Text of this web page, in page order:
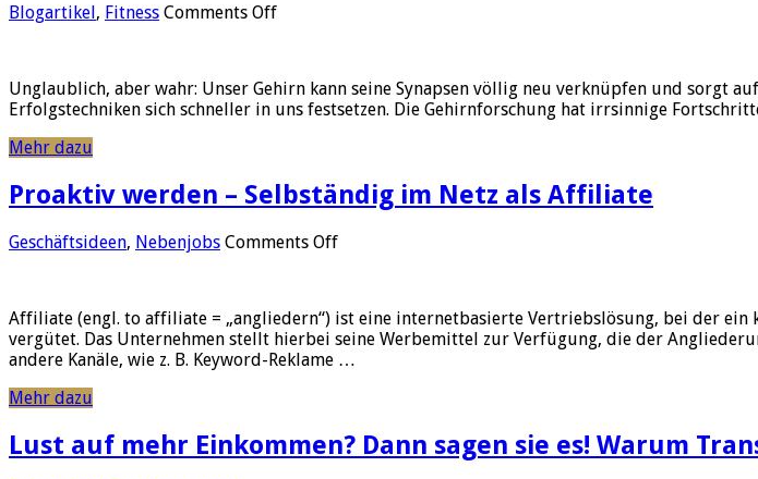
Blogartikel, Fitness Comments Offon
So
polen
auf
Unglaublich, aber wahr: Unser Gehirn kann seine Synapsen völlig neu verknüpfen und sorgt
Erfolgstechniken sich schneller in uns festsetzen. Die Gehirnforschung hat irrsinnige
Mehr dazu
Proaktiv werden – Selbständig im Netz als Affiliate
Geschäftsideen, Nebenjobs Comments Offon
Selbständig
im
Netz
Affiliate (engl. to affiliate = „angliedern“) ist eine internetbasierte Vertriebslösung, bei der
vergütet. Das Unternehmen stellt hierbei seine Werbemittel zur Verfügung, die der
andere Kanäle, wie z. B. Keyword-Reklame …
Mehr dazu
Lust auf mehr Einkommen? Dann sagen sie es! Warum